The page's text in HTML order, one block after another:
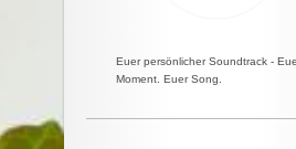
Euer persönlicher Soundtrack -
Moment. Euer Song.